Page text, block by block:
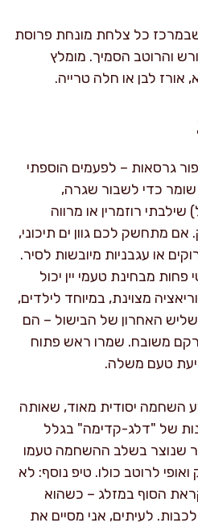
כל צלחת מונחת פרוסת
והרוטב הסמיך. מומלץ
אורז לבן או חלה טרייה.
גרסאות – לפעמים הוספתי
כדי לשבור שגרה,
רוזמרין או מרווה
מתחשק לכם גוון ים תיכוני,
או עגבניות מיובשות לסיר.
מבחינת טעמי יין יכול
מצוינת, במיוחד לילדים,
האחרון של הבישול – הם
משובח. שמרו ראש פתוח
טעם משלה.
השחמה יסודית מאוד, שאותה
של "דלג-קדימה" בגלל
שנוצר בשלב ההשחמה טעמו
לרוטב כולו. טיפ נוסף: לא
הסוף במזלג – כשהוא
לעיתים, אני מסיים את